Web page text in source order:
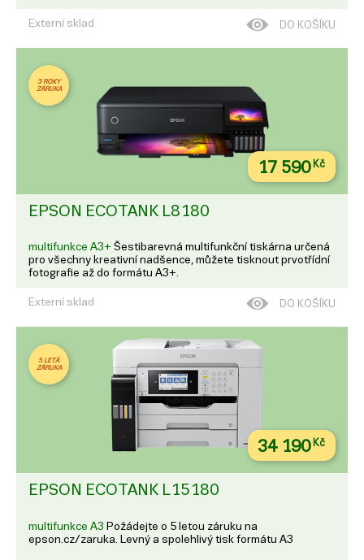
Externí sklad
DO KOŠÍKU
3 ROKY
ZÁRUKA
17 590Kč
EPSON ECOTANK L8180
multifunkce A3+ Šestibarevná multifunkční tiskárna určená
pro všechny kreativní nadšence, můžete tisknout prvotřídní
fotografie až do formátu A3+.
Externí sklad DO KOŠÍKU
5 LETÁ
ZÁRUKA
34 190Kč
EPSON ECOTANK L15180
multifunkce A3 Požádejte o 5 letou záruku na
epson.cz/zaruka. Levný a spolehlivý tisk formátu A3